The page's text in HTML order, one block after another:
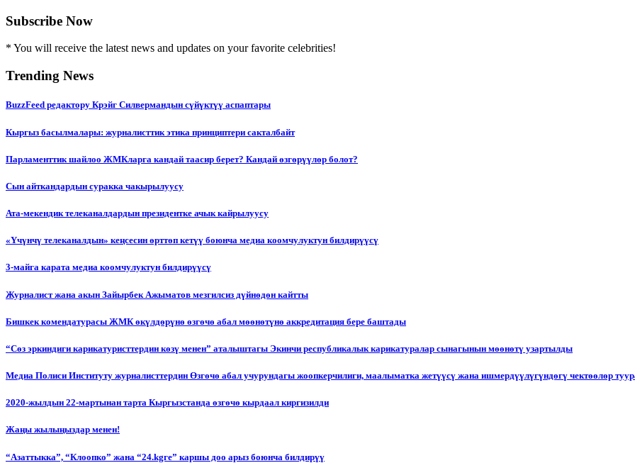
Subscribe Now
* You will receive the latest news and updates on your favorite celebrities!
Trending News
BuzzFeed редактору Крэйг Силвермандын сүйүктүү аспаптары
Кыргыз басылмалары: журналисттик этика принциптери сакталбайт
Парламенттик шайлоо ЖМКларга кандай таасир берет? Кандай өзгөрүүлөр болот?
Сын айткандардын суракка чакырылуусу
Ата-мекендик телеканалдардын президентке ачык кайрылуусу
«Үчүнчү телеканалдын» кеңсесин өрттөп кетүү боюнча медиа коомчулуктун билдирүүсү
3-майга карата медиа коомчулуктун билдирүүсү
Журналист жана акын Зайырбек Ажыматов мезгилсиз дүйнөдөн кайтты
Бишкек комендатурасы ЖМК өкүлдөрүнө өзгөчө абал мөөнөтүнө аккредитация бере баштады
“Сөз эркиндиги карикатуристтердин көзү менен” аталыштагы Экинчи республикалык карикатуралар сынагынын мөөнөтү узартылды
Медиа Полиси Институту журналисттердин Өзгөчө абал учурундагы жоопкерчилиги, маалыматка жетүүсү жана ишмердүүлүгүндөгү чектөөлөр
2020-жылдын 22-мартынан тарта Кыргызстанда өзгөчө кырдаал киргизилди
Жаңы жылыңыздар менен!
“Азаттыкка”, “Клоопко” жана “24.kgге” каршы доо арыз боюнча билдирүү